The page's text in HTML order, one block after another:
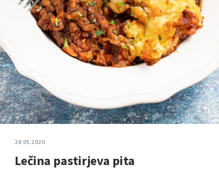
28.05.2020
Lečina pastirjeva pita